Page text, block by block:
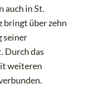
auch in St.
bringt über zehn
seiner
Durch das
weiteren